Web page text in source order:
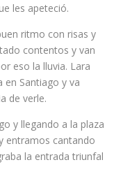
les apeteció.
ritmo con risas y
contentos y van
eso la lluvia. Lara
en Santiago y va
de verle.
y llegando a la plaza
entramos cantando
la entrada triunfal